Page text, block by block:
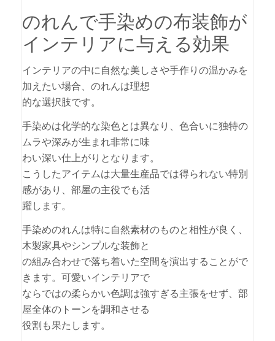
のれんで手染めの布装飾が
インテリアに与える効果
インテリアの中に自然な美しさや手作りの温かみを
加えたい場合、のれんは理想
的な選択肢です。
手染めは化学的な染色とは異なり、色合いに独特の
ムラや深みが生まれ非常に味
わい深い仕上がりとなります。
こうしたアイテムは大量生産品では得られない特別
感があり、部屋の主役でも活
躍します。
手染めのれんは特に自然素材のものと相性が良く、
木製家具やシンプルな装飾と
の組み合わせで落ち着いた空間を演出することがで
きます。可愛いインテリアで
ならではの柔らかい色調は強すぎる主張をせず、部
屋全体のトーンを調和させる
役割も果たします。